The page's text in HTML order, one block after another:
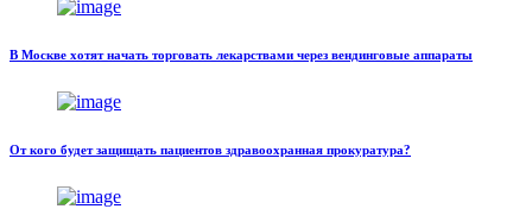
В Москве хотят начать торговать лекарствами через вендинговые аппараты
От кого будет защищать пациентов здравоохранная прокуратура?